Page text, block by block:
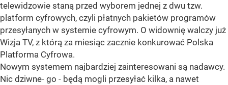
telewidzowie staną przed wyborem jednej z dwu tzw.
platform cyfrowych, czyli płatnych pakietów programów
przesyłanych w systemie cyfrowym. O widownię walczy już
Wizja TV, z którą za miesiąc zacznie konkurować Polska
Platforma Cyfrowa.
Nowym systemem najbardziej zainteresowani są nadawcy.
Nic dziwne- go - będą mogli przesyłać kilka, a nawet